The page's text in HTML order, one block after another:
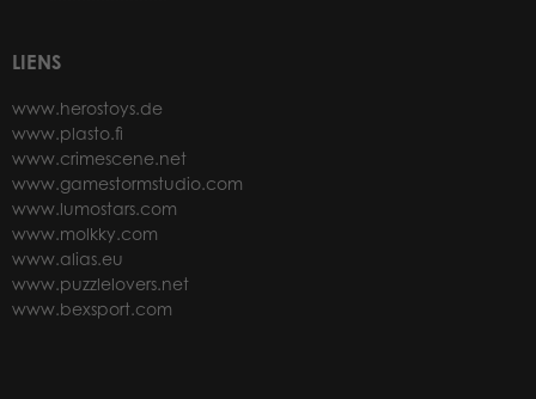
LIENS
www.herostoys.de
www.plasto.fi
www.crimescene.net
www.gamestormstudio.com
www.lumostars.com
www.molkky.com
www.alias.eu
www.puzzlelovers.net
www.bexsport.com